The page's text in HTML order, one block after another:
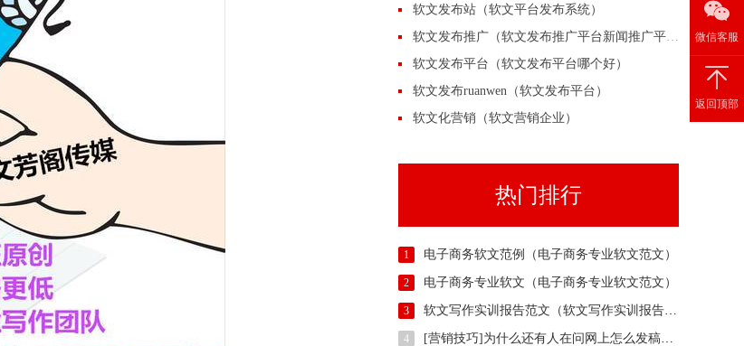
软文发布站（软文平台发布系统）
软文发布推广（软文发布推广平台新闻推广平台）
软文发布平台（软文发布平台哪个好）
软文发布ruanwen（软文发布平台）
软文化营销（软文营销企业）
热门排行
1 电子商务软文范例（电子商务专业软文范文）
2 电子商务专业软文（电子商务专业软文范文）
3 软文写作实训报告范文（软文写作实训报告范例）
4 [营销技巧]为什么还有人在问网上怎么发稿？用智慧软文
微信客服
返回顶部